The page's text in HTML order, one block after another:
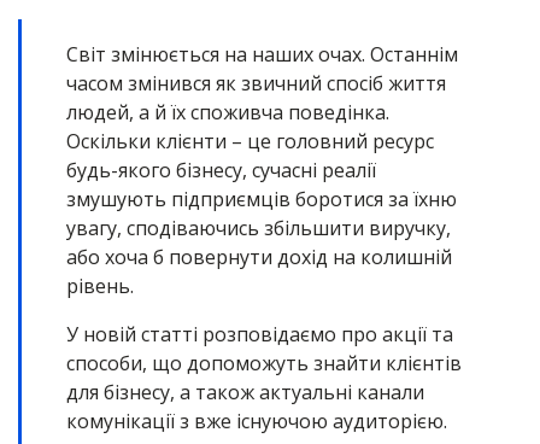
Світ змінюється на наших очах. Останнім
часом змінився як звичний спосіб життя
людей, а й їх споживча поведінка.
Оскільки клієнти – це головний ресурс
будь-якого бізнесу, сучасні реалії
змушують підприємців боротися за їхню
увагу, сподіваючись збільшити виручку,
або хоча б повернути дохід на колишній
рівень.
У новій статті розповідаємо про акції та
способи, що допоможуть знайти клієнтів
для бізнесу, а також актуальні канали
комунікації з вже існуючою аудиторією.